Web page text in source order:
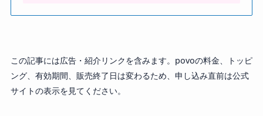
この記事には広告・紹介リンクを含みます。povoの料金、トッピ
ング、有効期間、販売終了日は変わるため、申し込み直前は公式
サイトの表示を見てください。